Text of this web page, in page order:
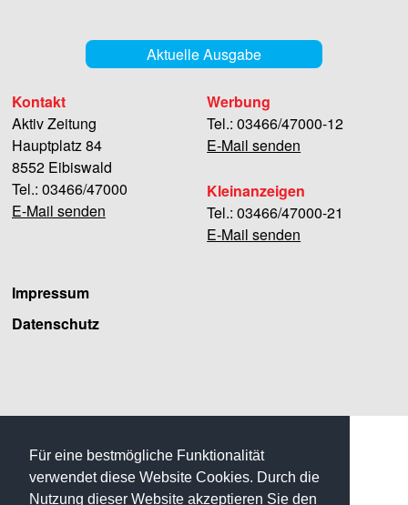
Für eine bestmögliche Funktionalität
verwendet diese Website Cookies. Durch die
Nutzung dieser Website akzeptieren Sie den
Aktuelle Ausgabe
Kontakt
Aktiv Zeitung
Hauptplatz 84
8552 Eibiswald
Tel.: 03466/47000
E-Mail senden
Werbung
Tel.: 03466/47000-12
E-Mail senden
Kleinanzeigen
Tel.: 03466/47000-21
E-Mail senden
Impressum
Datenschutz